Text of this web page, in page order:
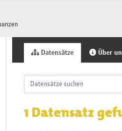
Datensätze Über
1 Datensatz